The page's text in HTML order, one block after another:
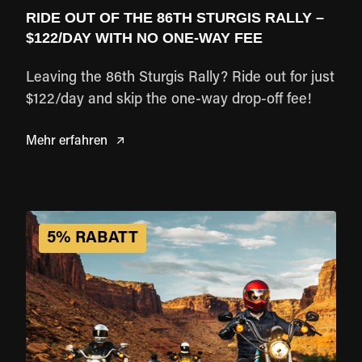
RIDE OUT OF THE 86TH STURGIS RALLY –
$122/DAY WITH NO ONE-WAY FEE
Leaving the 86th Sturgis Rally? Ride out for just
$122/day and skip the one-way drop-off fee!
Mehr erfahren
5% RABATT